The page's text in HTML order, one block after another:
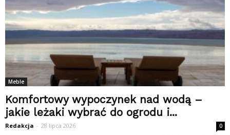
Meble
Komfortowy wypoczynek nad wodą –
jakie leżaki wybrać do ogrodu i...
Redakcja - 28 lipca 2026 0